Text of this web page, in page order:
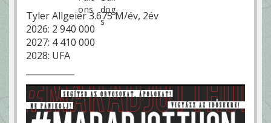
Tyler Allgeier 3.675 M/év, 2év
2026: 2 940 000
2027: 4 410 000
2028: UFA